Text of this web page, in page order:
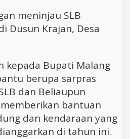
meninjau SLB
Dusun Krajan, Desa
kepada Bupati Malang
berupa sarpras
dan Beliaupun
bantuan
dan kendaraan yang
di tahun ini.